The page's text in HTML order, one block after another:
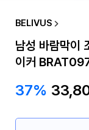
BELIVUS
남성 바람막이
이커
37%